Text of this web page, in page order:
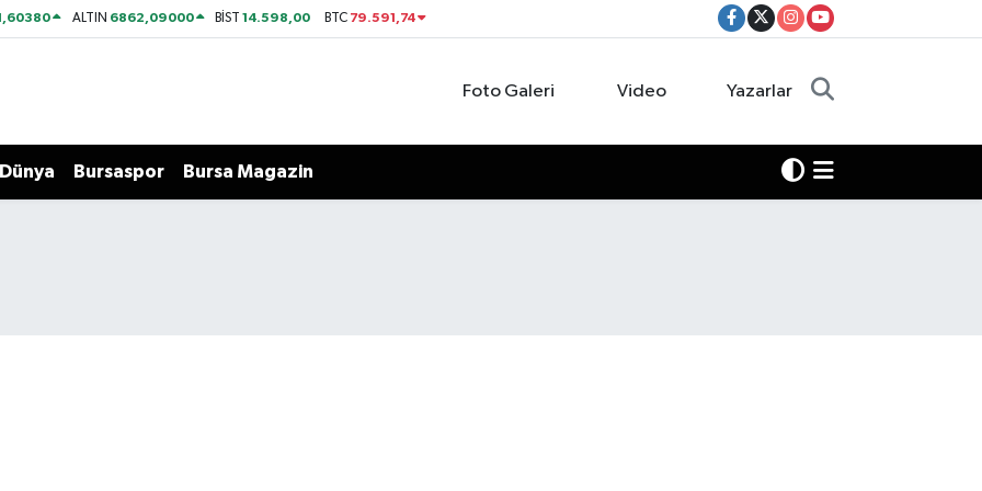
ALTIN 6862,09000 BİST14.598,00 BTC 79.591,74
Foto Galeri Video Yazarlar
Dünya Bursaspor Bursa Magazin